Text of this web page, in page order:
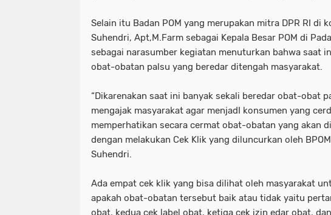
Selain itu Badan POM yang merupakan mitra DPR RI di
Suhendri, Apt,M.Farm sebagai Kepala Besar POM di
sebagai narasumber kegiatan menuturkan bahwa saat
obat-obatan palsu yang beredar ditengah masyarakat.
“Dikarenakan saat ini banyak sekali beredar obat-obat
mengajak masyarakat agar menjadI konsumen yang
memperhatikan secara cermat obat-obatan yang akan
dengan melakukan Cek Klik yang diluncurkan oleh
Suhendri.
Ada empat cek klik yang bisa dilihat oleh masyarakat
apakah obat-obatan tersebut baik atau tidak yaitu
obat, kedua cek label obat, ketiga cek izin edar obat,